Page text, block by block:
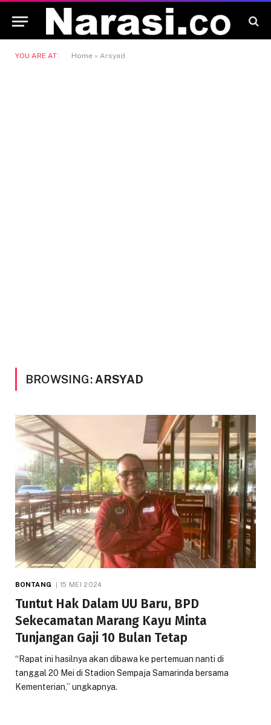
YOU ARE AT: Home » Arsyad
BROWSING: ARSYAD
BONTANG 15 MEI 2024
Tuntut Hak Dalam UU Baru, BPD
Sekecamatan Marang Kayu Minta
Tunjangan Gaji 10 Bulan Tetap
“Rapat ini hasilnya akan dibawa ke pertemuan nanti di
tanggal 20 Mei di Stadion Sempaja Samarinda bersama
Kementerian,” ungkapnya.